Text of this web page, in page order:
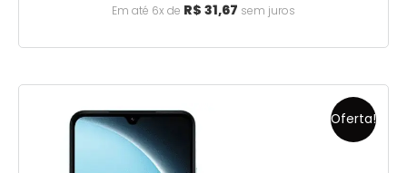
Em até 6x de R$ 31,67 sem juros
Oferta!